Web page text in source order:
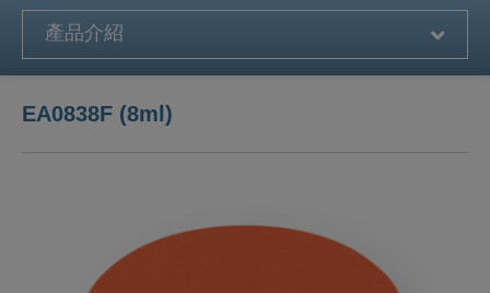
產品介紹
EA0838F (8ml)